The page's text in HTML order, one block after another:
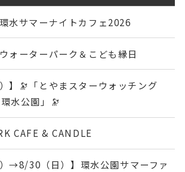
水サマーナイトカフェ2026
ォーターパーク＆こども縁日
】🔭「とやまスターウォッチング
水公園」🔭
CAFE & CANDLE
→8/30（日）】環水公園サマーファ